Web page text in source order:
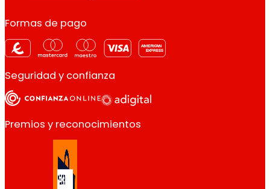
Formas de pago
Seguridad y confianza
Premios y reconocimientos